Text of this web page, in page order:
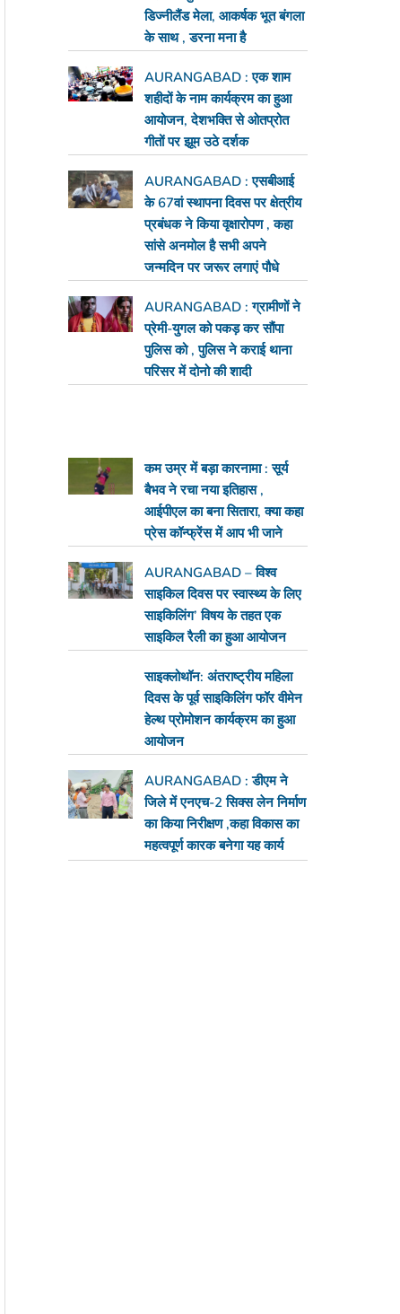
डिज्नीलैंड मेला, आकर्षक भूत बंगला
के साथ , डरना मना है
AURANGABAD : एक शाम
शहीदों के नाम कार्यक्रम का हुआ
आयोजन, देशभक्ति से ओतप्रोत
गीतों पर झूम उठे दर्शक
AURANGABAD : एसबीआई
के 67वां स्थापना दिवस पर क्षेत्रीय
प्रबंधक ने किया वृक्षारोपण , कहा
सांसे अनमोल है सभी अपने
जन्मदिन पर जरूर लगाएं पौधे
AURANGABAD : ग्रामीणों ने
प्रेमी-युगल को पकड़ कर सौंपा
पुलिस को , पुलिस ने कराई थाना
परिसर में दोनो की शादी
कम उम्र में बड़ा कारनामा : सूर्य
बैभव ने रचा नया इतिहास ,
आईपीएल का बना सितारा, क्या कहा
प्रेस कॉन्फ्रेंस में आप भी जाने
AURANGABAD – विश्व
साइकिल दिवस पर स्वास्थ्य के लिए
साइकिलिंग’ विषय के तहत एक
साइकिल रैली का हुआ आयोजन
साइक्लोथॉन: अंतराष्ट्रीय महिला
दिवस के पूर्व साइकिलिंग फॉर वीमेन
हेल्थ प्रोमोशन कार्यक्रम का हुआ
आयोजन
AURANGABAD : डीएम ने
जिले में एनएच-2 सिक्स लेन निर्माण
का किया निरीक्षण ,कहा विकास का
महत्वपूर्ण कारक बनेगा यह कार्य